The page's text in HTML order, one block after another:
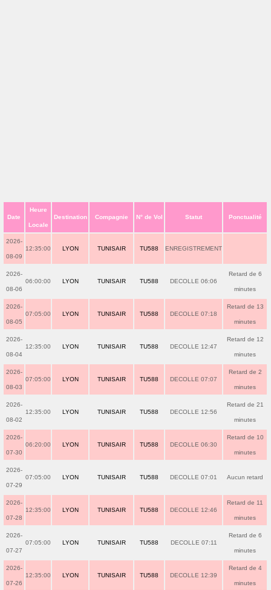
Date
Heure
Locale
Destination Compagnie N° de Vol Statut Ponctualité
2026-
08-09
12:35:00 LYON TUNISAIR TU588 ENREGISTREMENT
2026-
08-06
06:00:00 LYON TUNISAIR TU588 DECOLLE 06:06
Retard de 6
minutes
2026-
08-05
07:05:00 LYON TUNISAIR TU588 DECOLLE 07:18
Retard de 13
minutes
2026-
08-04
12:35:00 LYON TUNISAIR TU588 DECOLLE 12:47
Retard de 12
minutes
2026-
08-03
07:05:00 LYON TUNISAIR TU588 DECOLLE 07:07
Retard de 2
minutes
2026-
08-02
12:35:00 LYON TUNISAIR TU588 DECOLLE 12:56
Retard de 21
minutes
2026-
07-30
06:20:00 LYON TUNISAIR TU588 DECOLLE 06:30
Retard de 10
minutes
2026-
07-29
07:05:00 LYON TUNISAIR TU588 DECOLLE 07:01 Aucun retard
2026-
07-28
12:35:00 LYON TUNISAIR TU588 DECOLLE 12:46
Retard de 11
minutes
2026-
07-27
07:05:00 LYON TUNISAIR TU588 DECOLLE 07:11
Retard de 6
minutes
2026-
07-26
12:35:00 LYON TUNISAIR TU588 DECOLLE 12:39
Retard de 4
minutes